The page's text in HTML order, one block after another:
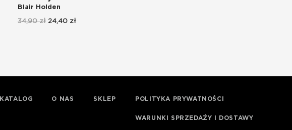
Blair Holden
34,90 zł 24,40 zł
KATALOG O NAS SKLEP POLITYKA PRYWATNOŚCI
WARUNKI SPRZEDAŻY I DOSTAWY